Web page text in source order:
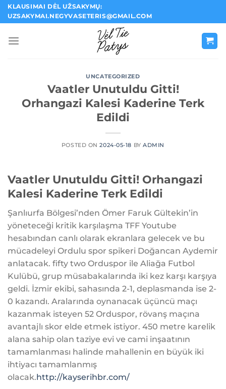
SkipKLAUSIMAI DĖL UŽSAKYMŲ:
UZSAKYMAI.NEGYVASETERIS@GMAIL.COM
UNCATEGORIZED
Vaatler Unutuldu Gitti!
Orhangazi Kalesi Kaderine Terk
Edildi
POSTED ON2024-05-18 BYADMIN
Vaatler Unutuldu Gitti! Orhangazi
Kalesi Kaderine Terk Edildi
Şanlıurfa Bölgesi’nden Ömer Faruk Gültekin’in
yöneteceği kritik karşılaşma TFF Youtube
hesabından canlı olarak ekranlara gelecek ve bu
mücadeleyi Ordulu spor spikeri Doğancan Aydemir
anlatacak. fifty two Orduspor ile Aliağa Futbol
Kulübü, grup müsabakalarında iki kez karşı karşıya
geldi. İzmir ekibi, sahasında 2-1, deplasmanda ise 2-
0 kazandı. Aralarında oynanacak üçüncü maçı
kazanmak isteyen 52 Orduspor, rövanş maçına
avantajlı skor elde etmek istiyor. 450 metre karelik
alana sahip olan taziye evi ve cami inşaatının
tamamlanması halinde mahallenin en büyük iki
ihtiyacı tamamlanmış
olacak.http://kayserihbr.com/